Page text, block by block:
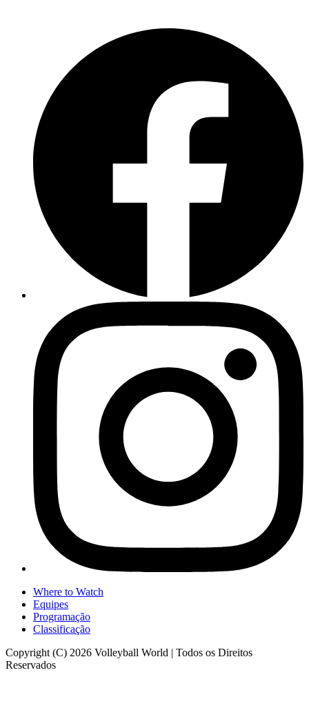
Where to Watch
Equipes
Programação
Classificação
Copyright (C) 2026 Volleyball World | Todos os Direitos
Reservados